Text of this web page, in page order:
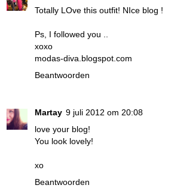
Totally LOve this outfit! NIce blog !
Ps, I followed you ..
xoxo
modas-diva.blogspot.com
Beantwoorden
Martay 9 juli 2012 om 20:08
love your blog!
You look lovely!
xo
Beantwoorden